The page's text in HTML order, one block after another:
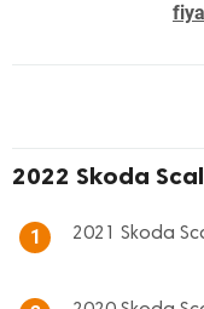
2022 Skoda
1 2021 Skoda